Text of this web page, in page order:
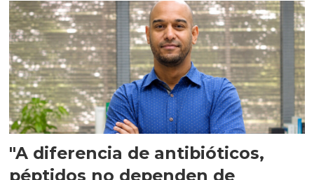
"A diferencia de antibióticos,
péptidos no dependen de